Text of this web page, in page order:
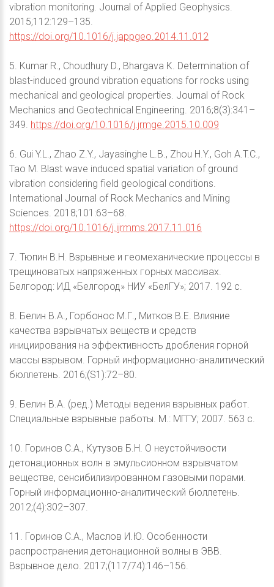
vibration monitoring. Journal of Applied Geophysics.
2015;112:129–135.
https://doi.org/10.1016/j.jappgeo.2014.11.012
5. Kumar R., Choudhury D., Bhargava K. Determination of
blast-induced ground vibration equations for rocks using
mechanical and geological properties. Journal of Rock
Mechanics and Geotechnical Engineering. 2016;8(3):341–
349. https://doi.org/10.1016/j.jrmge.2015.10.009
6. Gui Y.L., Zhao Z.Y., Jayasinghe L.B., Zhou H.Y., Goh A.T.C.,
Tao M. Blast wave induced spatial variation of ground
vibration considering field geological conditions.
International Journal of Rock Mechanics and Mining
Sciences. 2018;101:63–68.
https://doi.org/10.1016/j.ijrmms.2017.11.016
7. Тюпин В.Н. Взрывные и геомеханические процессы в
трещиноватых напряженных горных массивах.
Белгород: ИД «Белгород» НИУ «БелГУ»; 2017. 192 с.
8. Белин В.А., Горбонос М.Г., Митков В.Е. Влияние
качества взрывчатых веществ и средств
инициирования на эффективность дробления горной
массы взрывом. Горный информационно-аналитический
бюллетень. 2016;(S1):72–80.
9. Белин В.А. (ред.) Методы ведения взрывных работ.
Специальные взрывные работы. М.: МГГУ; 2007. 563 с.
10. Горинов С.А., Кутузов Б.Н. О неустойчивости
детонационных волн в эмульсионном взрывчатом
веществе, сенсибилизированном газовыми порами.
Горный информационно-аналитический бюллетень.
2012;(4):302–307.
11. Горинов С.А., Маслов И.Ю. Особенности
распространения детонационной волны в ЭВВ.
Взрывное дело. 2017;(117/74):146–156.